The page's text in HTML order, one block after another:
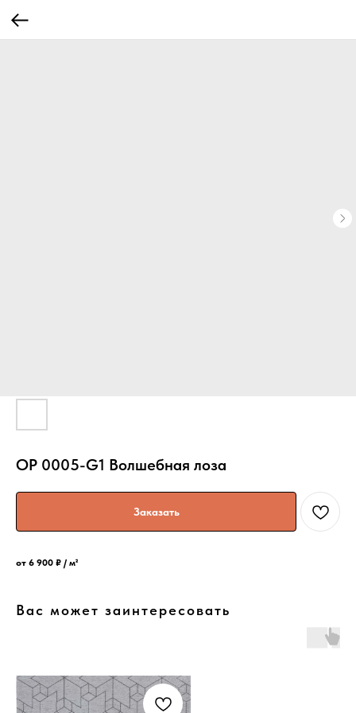
OP 0005-G1 Волшебная лоза
Заказать
от 6 900 ₽ / м²
Вас может заинтересовать